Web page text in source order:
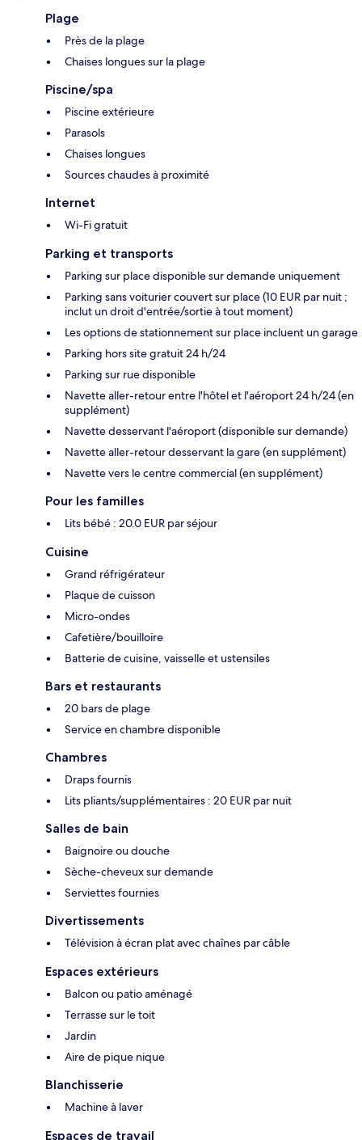
Plage
Près de la plage
Chaises longues sur la plage
Piscine/spa
Piscine extérieure
Parasols
Chaises longues
Sources chaudes à proximité
Internet
Wi-Fi gratuit
Parking et transports
Parking sur place disponible sur demande uniquement
Parking sans voiturier couvert sur place (10 EUR par nuit ;
inclut un droit d'entrée/sortie à tout moment)
Les options de stationnement sur place incluent un garage
Parking hors site gratuit 24 h/24
Parking sur rue disponible
Navette aller-retour entre l'hôtel et l'aéroport 24 h/24 (en
supplément)
Navette desservant l'aéroport (disponible sur demande)
Navette aller-retour desservant la gare (en supplément)
Navette vers le centre commercial (en supplément)
Pour les familles
Lits bébé : 20.0 EUR par séjour
Cuisine
Grand réfrigérateur
Plaque de cuisson
Micro-ondes
Cafetière/bouilloire
Batterie de cuisine, vaisselle et ustensiles
Bars et restaurants
20 bars de plage
Service en chambre disponible
Chambres
Draps fournis
Lits pliants/supplémentaires : 20 EUR par nuit
Salles de bain
Baignoire ou douche
Sèche-cheveux sur demande
Serviettes fournies
Divertissements
Télévision à écran plat avec chaînes par câble
Espaces extérieurs
Balcon ou patio aménagé
Terrasse sur le toit
Jardin
Aire de pique nique
Blanchisserie
Machine à laver
Espaces de travail